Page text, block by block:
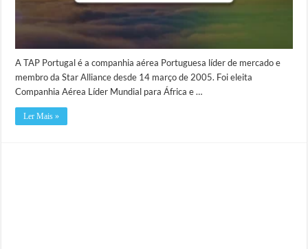
A TAP Portugal é a companhia aérea Portuguesa líder de mercado e
membro da Star Alliance desde 14 março de 2005. Foi eleita
Companhia Aérea Líder Mundial para África e …
Ler Mais »